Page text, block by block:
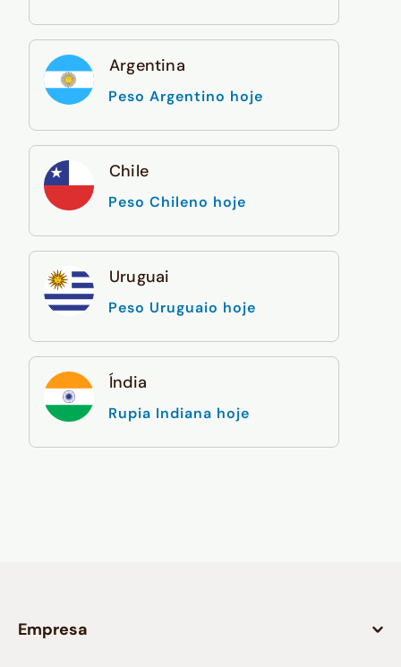
Argentina
Peso Argentino hoje
Chile
Peso Chileno hoje
Uruguai
Peso Uruguaio hoje
Índia
Rupia Indiana hoje
Empresa